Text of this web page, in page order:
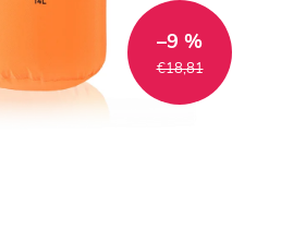
€18,81
–9 %